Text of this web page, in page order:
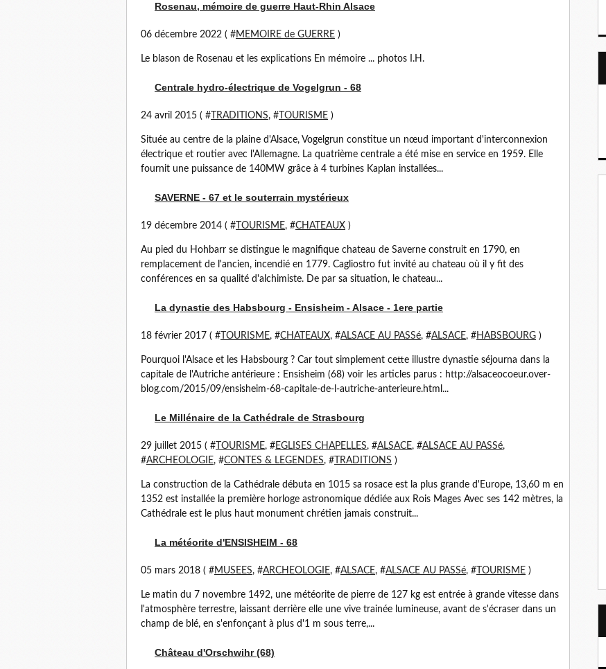
Rosenau, mémoire de guerre Haut-Rhin Alsace
06 décembre 2022 ( #MEMOIRE de GUERRE )
Le blason de Rosenau et les explications En mémoire ... photos I.H.
Centrale hydro-électrique de Vogelgrun - 68
24 avril 2015 ( # TRADITIONS, # TOURISME )
Située au centre de la plaine d'Alsace, Vogelgrun constitue un nœud important d'interconnexion
électrique et routier avec l'Allemagne. La quatrième centrale a été mise en service en 1959. Elle
fournit une puissance de 140MW grâce à 4 turbines Kaplan installées...
SAVERNE - 67 et le souterrain mystérieux
19 décembre 2014 ( # TOURISME, #CHATEAUX )
Au pied du Hohbarr se distingue le magnifique chateau de Saverne construit en 1790, en
remplacement de l'ancien, incendié en 1779. Cagliostro fut invité au chateau où il y fit des
conférences en sa qualité d'alchimiste. De par sa situation, le chateau...
La dynastie des Habsbourg - Ensisheim - Alsace - 1ere partie
18 février 2017 ( # TOURISME, #CHATEAUX, #ALSACE AU PASSé, #ALSACE, #HABSBOURG )
Pourquoi l'Alsace et les Habsbourg ? Car tout simplement cette illustre dynastie séjourna dans la
capitale de l'Autriche antérieure : Ensisheim (68) voir les articles parus : http://alsaceocoeur.over-
blog.com/2015/09/ensisheim-68-capitale-de-l-autriche-anterieure.html...
Le Millénaire de la Cathédrale de Strasbourg
29 juillet 2015 ( # TOURISME, #EGLISES CHAPELLES, #ALSACE, #ALSACE AU PASSé,
#ARCHEOLOGIE, #CONTES & LEGENDES, # TRADITIONS )
La construction de la Cathédrale débuta en 1015 sa rosace est la plus grande d'Europe, 13,60 m en
1352 est installée la première horloge astronomique dédiée aux Rois Mages Avec ses 142 mètres, la
Cathédrale est le plus haut monument chrétien jamais construit...
La météorite d'ENSISHEIM - 68
05 mars 2018 ( #MUSEES, #ARCHEOLOGIE, #ALSACE, #ALSACE AU PASSé, # TOURISME )
Le matin du 7 novembre 1492, une météorite de pierre de 127 kg est entrée à grande vitesse dans
l'atmosphère terrestre, laissant derrière elle une vive trainée lumineuse, avant de s'écraser dans un
champ de blé, en s'enfonçant à plus d'1 m sous terre,...
Château d'Orschwihr (68)